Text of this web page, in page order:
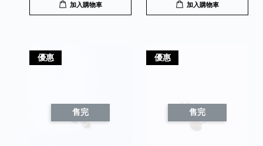
加入購物車 加入購物車
優惠
售完
優惠
售完